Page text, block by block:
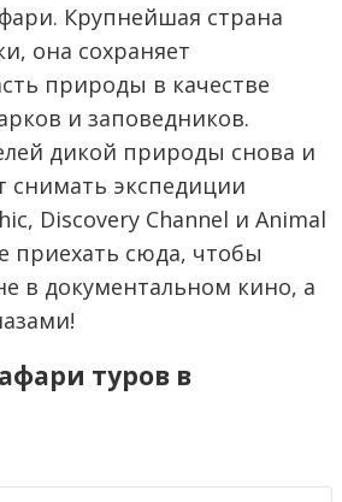
Крупнейшая страна
она сохраняет
природы в качестве
и заповедников.
дикой природы снова и
снимать экспедиции
Discovery Channel и Animal
приехать сюда, чтобы
в документальном кино, а
туров в